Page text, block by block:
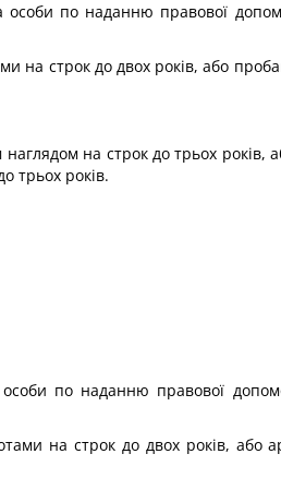
особи по наданню правової
на строк до двох років, або
на строк до трьох років,
трьох років.
особи по наданню правової
на строк до двох років, або